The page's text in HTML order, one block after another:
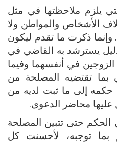
يلزم ملاحظتها في مثل
الأشخاص والمواطن ولا
ذكرت ما تقدم ليكون
يسترشد به القاضي في
في أنفسهما وفيما
بما تقتضيه المصلحة من
حكمه إلى ما ثبت لديه من
عليها محاضر الدعوى.
حتى تتبين المصلحة
توجبه، لأحسنت كل